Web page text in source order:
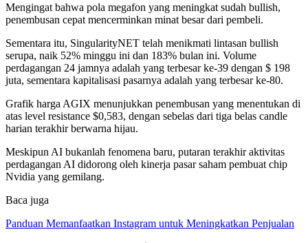
Mengingat bahwa pola megafon yang meningkat sudah bullish,
penembusan cepat mencerminkan minat besar dari pembeli.
Sementara itu, SingularityNET telah menikmati lintasan bullish
serupa, naik 52% minggu ini dan 183% bulan ini. Volume
perdagangan 24 jamnya adalah yang terbesar ke-39 dengan $ 198
juta, sementara kapitalisasi pasarnya adalah yang terbesar ke-80.
Grafik harga AGIX menunjukkan penembusan yang menentukan di
atas level resistance $0,583, dengan sebelas dari tiga belas candle
harian terakhir berwarna hijau.
Meskipun AI bukanlah fenomena baru, putaran terakhir aktivitas
perdagangan AI didorong oleh kinerja pasar saham pembuat chip
Nvidia yang gemilang.
Baca juga
Panduan Memanfaatkan Instagram untuk Meningkatkan Penjualan